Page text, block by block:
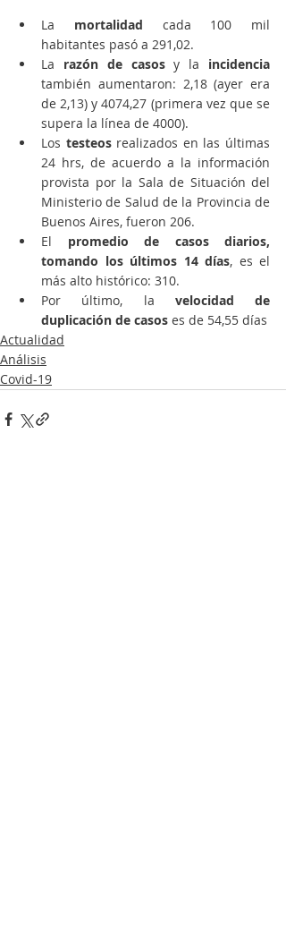
La mortalidad cada 100 mil
habitantes pasó a 291,02.
La razón de casos y la incidencia
también aumentaron: 2,18 (ayer era
de 2,13) y 4074,27 (primera vez que se
supera la línea de 4000).
Los testeos realizados en las últimas
24 hrs, de acuerdo a la información
provista por la Sala de Situación del
Ministerio de Salud de la Provincia de
Buenos Aires, fueron 206.
El promedio de casos diarios,
tomando los últimos 14 días, es el
más alto histórico: 310.
Por último, la velocidad de
duplicación de casos es de 54,55 días
Actualidad
Análisis
Covid-19